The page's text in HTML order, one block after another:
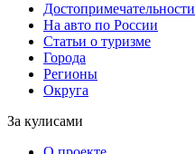
Достопримечательности
На авто по России
Статьи о туризме
Города
Регионы
Округа
За кулисами